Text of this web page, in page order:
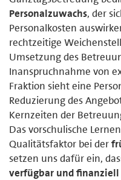
Personalzuwachs, der
Personalkosten
rechtzeitige
Umsetzung des
Inanspruchnahme von
Fraktion sieht eine
Reduzierung des
Kernzeiten der
Das vorschulische
Qualitätsfaktor bei der
setzen uns dafür ein,
verfügbar und finanziell